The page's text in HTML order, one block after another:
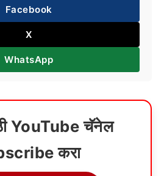
Facebook
X
WhatsApp
YouTube चॅनेल
करा